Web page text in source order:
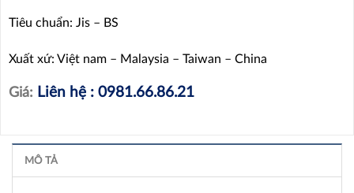
Tiêu chuẩn: Jis – BS
Xuất xứ: Việt nam – Malaysia – Taiwan – China
Giá: Liên hệ : 0981.66.86.21
MÔ TẢ